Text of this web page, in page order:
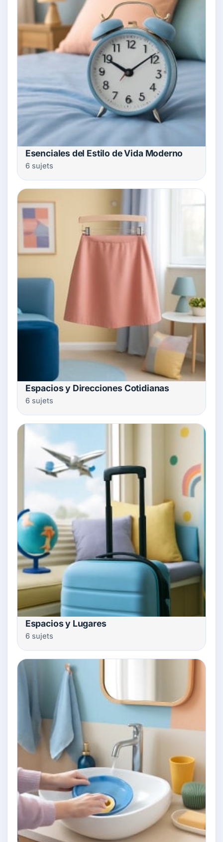
Esenciales del Estilo de Vida Moderno
6 sujets
Espacios y Direcciones Cotidianas
6 sujets
Espacios y Lugares
6 sujets